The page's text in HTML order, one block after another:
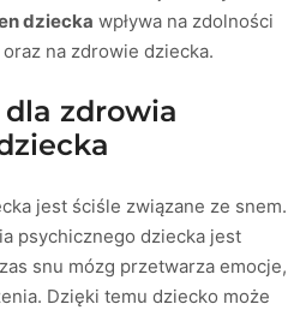
dziecka wpływa na zdolności
na zdrowie dziecka.
zdrowia
jest ściśle związane ze snem.
psychicznego dziecka jest
snu mózg przetwarza emocje,
Dzięki temu dziecko może